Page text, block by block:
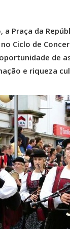
Praça da
Ciclo de
de
e riqueza